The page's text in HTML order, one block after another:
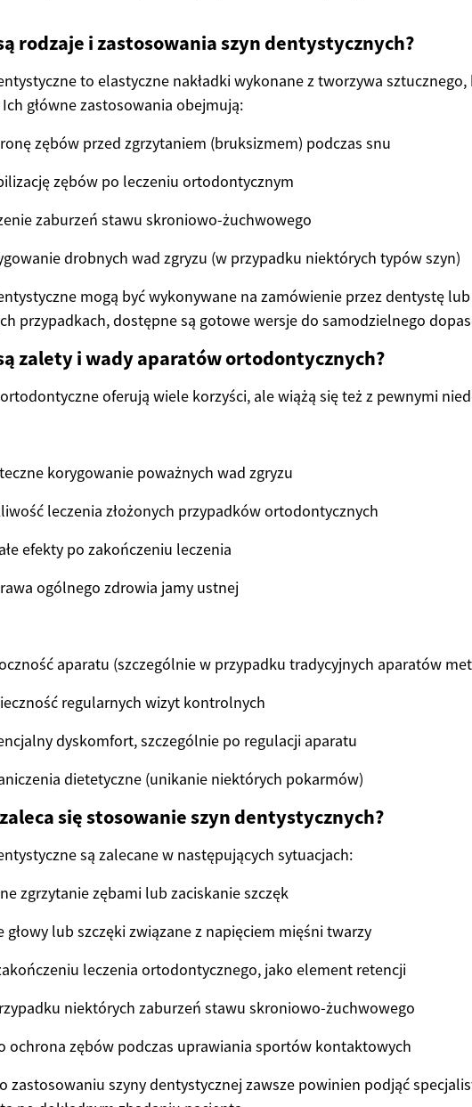
rodzaje i zastosowania szyn dentystycznych?
to elastyczne nakładki wykonane z tworzywa sztucznego,
Ich główne zastosowania obejmują:
zębów przed zgrzytaniem (bruksizmem) podczas snu
zębów po leczeniu ortodontycznym
zaburzeń stawu skroniowo-żuchwowego
drobnych wad zgryzu (w przypadku niektórych typów szyn)
mogą być wykonywane na zamówienie przez dentystę
przypadkach, dostępne są gotowe wersje do samodzielnego
zalety i wady aparatów ortodontycznych?
oferują wiele korzyści, ale wiążą się też z pewnymi
korygowanie poważnych wad zgryzu
leczenia złożonych przypadków ortodontycznych
efekty po zakończeniu leczenia
ogólnego zdrowia jamy ustnej
aparatu (szczególnie w przypadku tradycyjnych aparatów
regularnych wizyt kontrolnych
dyskomfort, szczególnie po regulacji aparatu
dietetyczne (unikanie niektórych pokarmów)
się stosowanie szyn dentystycznych?
są zalecane w następujących sytuacjach:
zgrzytanie zębami lub zaciskanie szczęk
głowy lub szczęki związane z napięciem mięśni twarzy
leczenia ortodontycznego, jako element retencji
niektórych zaburzeń stawu skroniowo-żuchwowego
ochrona zębów podczas uprawiania sportów kontaktowych
zastosowaniu szyny dentystycznej zawsze powinien podjąć